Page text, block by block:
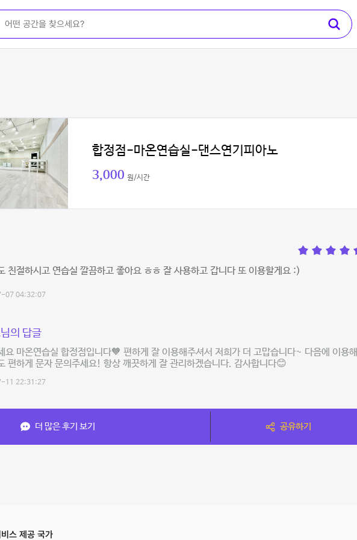
합정점-마온연습실-댄스연기피아노
3,000 원/시간
친절하시고 연습실 깔끔하고 좋아요 ㅎㅎ 잘 사용하고 갑니다 또 이용할게요 :)
07 04:32:07
의 답글
요 마온연습실 합정점입니다🧡 편하게 잘 이용해주셔서 저희가 더 고맙습니다~ 다음에 이용해
편하게 문자 문의주세요! 항상 깨끗하게 잘 관리하겠습니다. 감사합니다😊
11 22:31:27
더 많은 후기 보기 공유하기
스 제공 국가